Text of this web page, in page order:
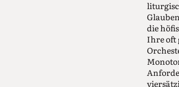
die
Ihre oft